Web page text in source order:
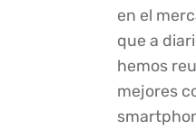
en el
que a
hemos
mejores